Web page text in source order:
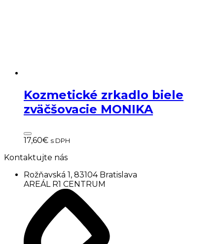
Kozmetické zrkadlo biele
zväčšovacie MONIKA
17,60€ s DPH
Kontaktujte nás
Rožňavská 1, 83104 Bratislava
AREÁL R1 CENTRUM